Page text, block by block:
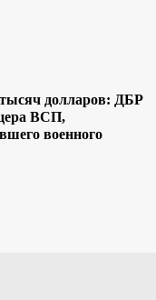
тысяч долларов: ДБР
ВСП,
военного